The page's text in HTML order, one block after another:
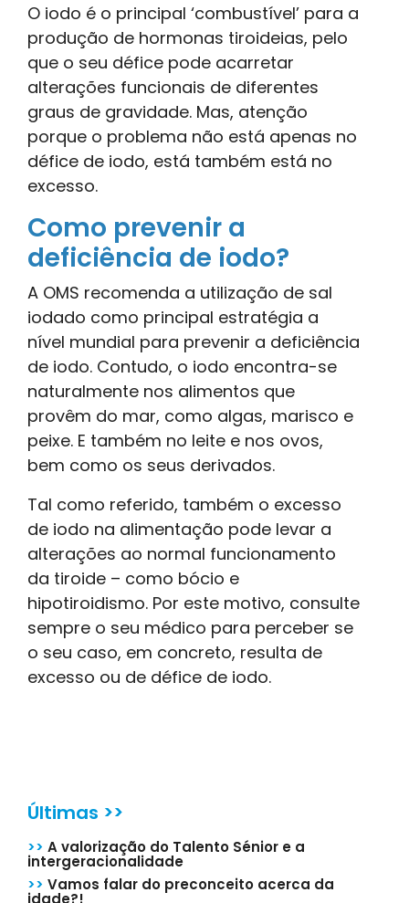
O iodo é o principal ‘combustível’ para a
produção de hormonas tiroideias, pelo
que o seu défice pode acarretar
alterações funcionais de diferentes
graus de gravidade. Mas, atenção
porque o problema não está apenas no
défice de iodo, está também está no
excesso.
Como prevenir a
deficiência de iodo?
A OMS recomenda a utilização de sal
iodado como principal estratégia a
nível mundial para prevenir a deficiência
de iodo. Contudo, o iodo encontra-se
naturalmente nos alimentos que
provêm do mar, como algas, marisco e
peixe. E também no leite e nos ovos,
bem como os seus derivados.
Tal como referido, também o excesso
de iodo na alimentação pode levar a
alterações ao normal funcionamento
da tiroide – como bócio e
hipotiroidismo. Por este motivo, consulte
sempre o seu médico para perceber se
o seu caso, em concreto, resulta de
excesso ou de défice de iodo.
Últimas >>
>> A valorização do Talento Sénior e a
intergeracionalidade
>> Vamos falar do preconceito acerca da
idade?!